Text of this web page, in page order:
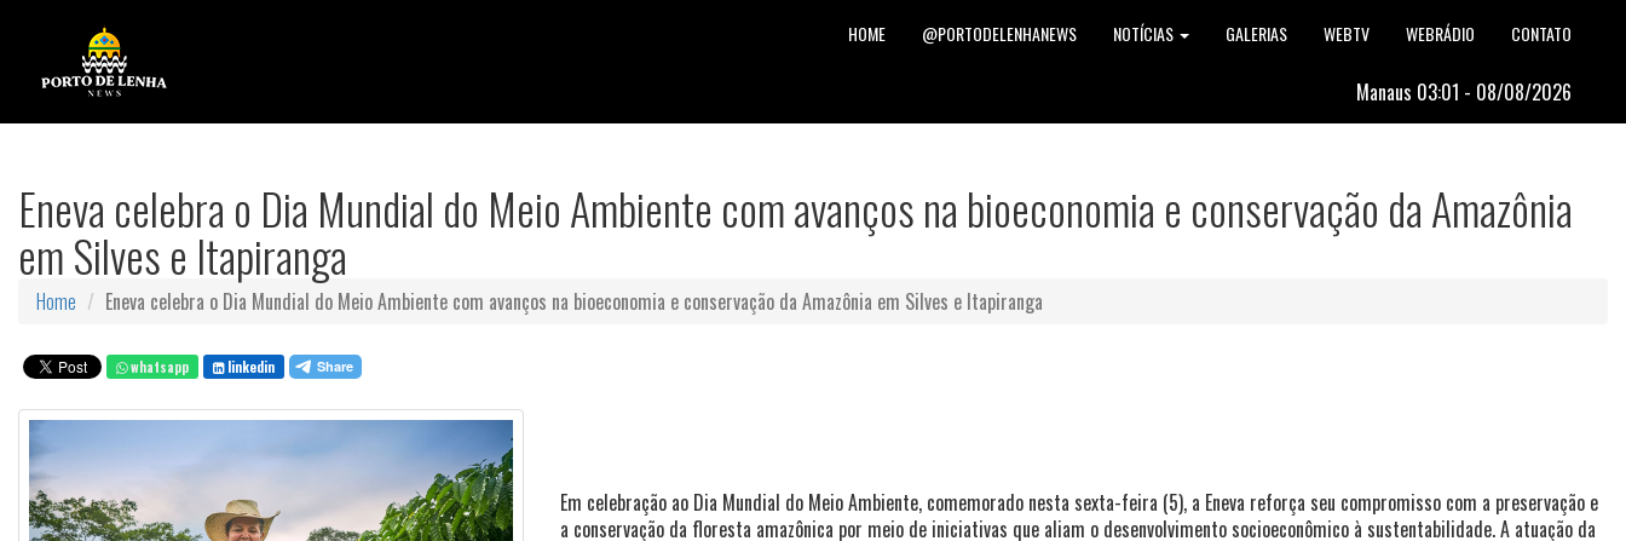
HOME @PORTODELENHANEWS NOTÍCIAS GALERIAS WEBTV WEBRÁDIO CONTATO
Manaus 03:01 - 08/08/2026
Eneva celebra o Dia Mundial do Meio Ambiente com avanços na bioeconomia e conservação da Amazônia
em Silves e Itapiranga
Home Eneva celebra o Dia Mundial do Meio Ambiente com avanços na bioeconomia e conservação da Amazônia em Silves e Itapiranga
whatsapp linkedin
Em celebração ao Dia Mundial do Meio Ambiente, comemorado nesta sexta-feira (5), a Eneva reforça seu compromisso com a preservação e
a conservação da floresta amazônica por meio de iniciativas que aliam o desenvolvimento socioeconômico à sustentabilidade. A atuação da